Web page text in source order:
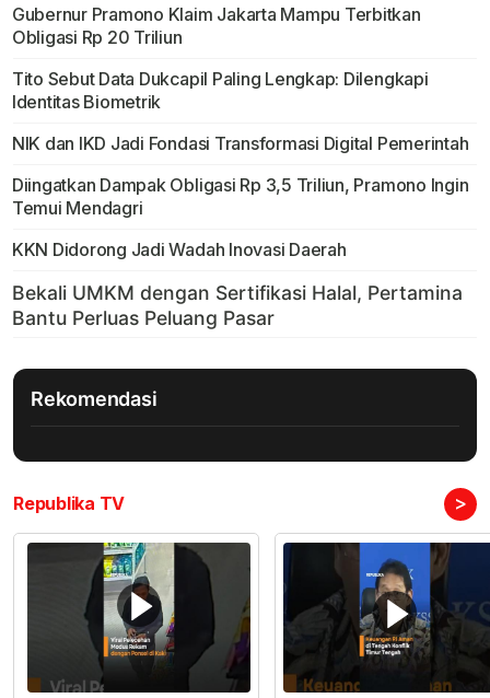
Gubernur Pramono Klaim Jakarta Mampu Terbitkan
Obligasi Rp 20 Triliun
Tito Sebut Data Dukcapil Paling Lengkap: Dilengkapi
Identitas Biometrik
NIK dan IKD Jadi Fondasi Transformasi Digital Pemerintah
Diingatkan Dampak Obligasi Rp 3,5 Triliun, Pramono Ingin
Temui Mendagri
KKN Didorong Jadi Wadah Inovasi Daerah
Rekomendasi
Republika TV >